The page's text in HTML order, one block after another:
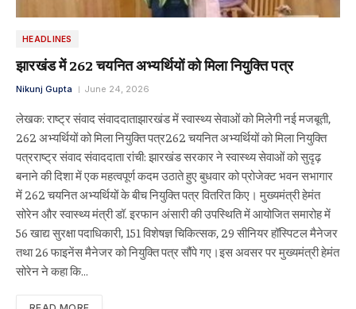
HEADLINES
झारखंड में 262 चयनित अभ्यर्थियों को मिला नियुक्ति पत्र
Nikunj Gupta June 24, 2026
लेखक: राष्ट्र संवाद संवाददाताझारखंड में स्वास्थ्य सेवाओं को मिलेगी नई मजबूती,
262 अभ्यर्थियों को मिला नियुक्ति पत्र262 चयनित अभ्यर्थियों को मिला नियुक्ति
पत्रराष्ट्र संवाद संवाददाता रांची: झारखंड सरकार ने स्वास्थ्य सेवाओं को सुदृढ़
बनाने की दिशा में एक महत्वपूर्ण कदम उठाते हुए बुधवार को प्रोजेक्ट भवन सभागार
में 262 चयनित अभ्यर्थियों के बीच नियुक्ति पत्र वितरित किए। मुख्यमंत्री हेमंत
सोरेन और स्वास्थ्य मंत्री डॉ. इरफान अंसारी की उपस्थिति में आयोजित समारोह में
56 खाद्य सुरक्षा पदाधिकारी, 151 विशेषज्ञ चिकित्सक, 29 सीनियर हॉस्पिटल मैनेजर
तथा 26 फाइनेंस मैनेजर को नियुक्ति पत्र सौंपे गए।इस अवसर पर मुख्यमंत्री हेमंत
सोरेन ने कहा कि…